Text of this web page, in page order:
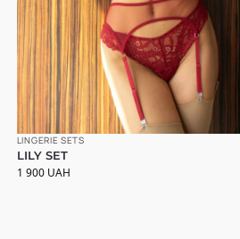
LINGERIE SETS
LILY SET
1 900 UAH